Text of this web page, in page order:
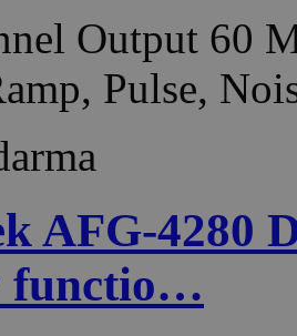
Output 60
Pulse,
AFG-4280
functio…